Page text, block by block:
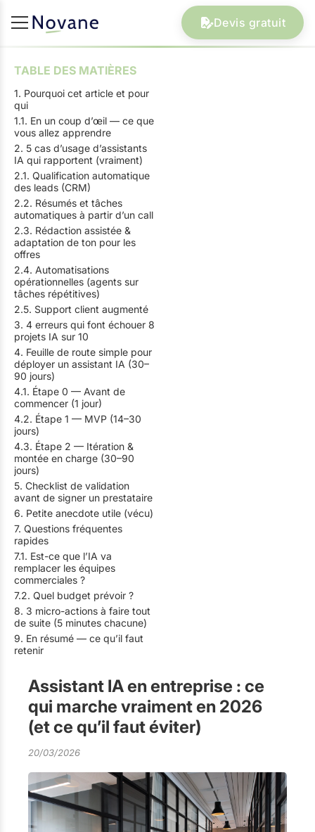
Devis gratuit
TABLE DES MATIÈRES
1. Pourquoi cet article et pour
qui
1.1. En un coup d’œil — ce que
vous allez apprendre
2. 5 cas d’usage d’assistants
IA qui rapportent (vraiment)
2.1. Qualification automatique
des leads (CRM)
2.2. Résumés et tâches
automatiques à partir d’un call
2.3. Rédaction assistée &
adaptation de ton pour les
offres
2.4. Automatisations
opérationnelles (agents sur
tâches répétitives)
2.5. Support client augmenté
3. 4 erreurs qui font échouer 8
projets IA sur 10
4. Feuille de route simple pour
déployer un assistant IA (30–
90 jours)
4.1. Étape 0 — Avant de
commencer (1 jour)
4.2. Étape 1 — MVP (14–30
jours)
4.3. Étape 2 — Itération &
montée en charge (30–90
jours)
5. Checklist de validation
avant de signer un prestataire
6. Petite anecdote utile (vécu)
7. Questions fréquentes
rapides
7.1. Est-ce que l’IA va
remplacer les équipes
commerciales ?
7.2. Quel budget prévoir ?
8. 3 micro-actions à faire tout
de suite (5 minutes chacune)
9. En résumé — ce qu’il faut
retenir
Assistant IA en entreprise : ce
qui marche vraiment en 2026
(et ce qu’il faut éviter)
20/03/2026